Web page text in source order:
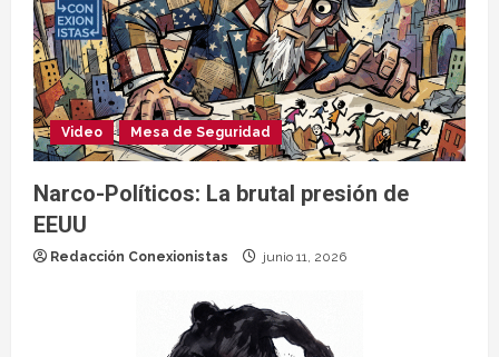
Video Mesa de Seguridad
Narco-Políticos: La brutal presión de
EEUU
Redacción Conexionistas junio 11, 2026